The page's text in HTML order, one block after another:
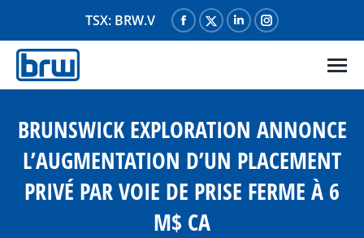
TSX: BRW.V
La
page
s'ouvre
dans
une
nouvelle
fenêtre
La
page
s'ouvre
dans
une
nouvelle
fenêtre
La
page
s'ouvre
dans
une
nouvelle
fenêtre
La
page
Instagram
s'ouvre
dans
une
nouvelle
fenêtre
BRUNSWICK EXPLORATION ANNONCE
L’AUGMENTATION D’UN PLACEMENT
PRIVÉ PAR VOIE DE PRISE FERME À 6
M$ CA